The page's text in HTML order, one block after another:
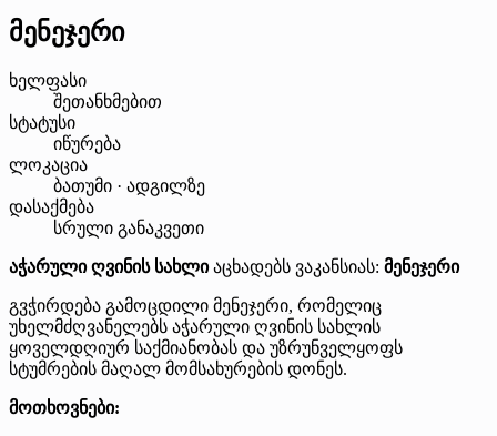
მენეჯერი
ხელფასი
შეთანხმებით
სტატუსი
იწურება
ლოკაცია
ბათუმი · ადგილზე
დასაქმება
სრული განაკვეთი
აჭარული ღვინის სახლიაცხადებს ვაკანსიას: მენეჯერი
გვჭირდება გამოცდილი მენეჯერი, რომელიც
უხელმძღვანელებს აჭარული ღვინის სახლის
ყოველდღიურ საქმიანობას და უზრუნველყოფს
სტუმრების მაღალ მომსახურების დონეს.
მოთხოვნები: